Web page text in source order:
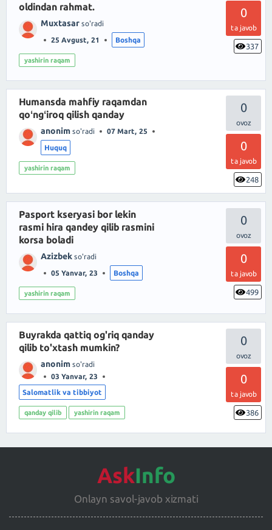
0
ta javob
337
oldindan rahmat.
Muxtasar so'radi
25 Avgust, 21 Boshqa
yashirin raqam
0
0
ta javob
248
Humansda mahfiy raqamdan
qoʻngʻiroq qilish qanday
anonim so'radi 07 Mart, 25
Huquq
yashirin raqam
0
0
ta javob
499
Pasport kseryasi bor lekin
rasmi hira qandey qilib rasmini
korsa boladi
Azizbek so'radi
05 Yanvar, 23 Boshqa
yashirin raqam
0
0
ta javob
386
Buyrakda qattiq og'riq qanday
qilib to'xtash mumkin?
anonim so'radi
03 Yanvar, 23
Salomatlik va tibbiyot
qanday qilib yashirin raqam
AskInfo
Onlayn savol-javob xizmati